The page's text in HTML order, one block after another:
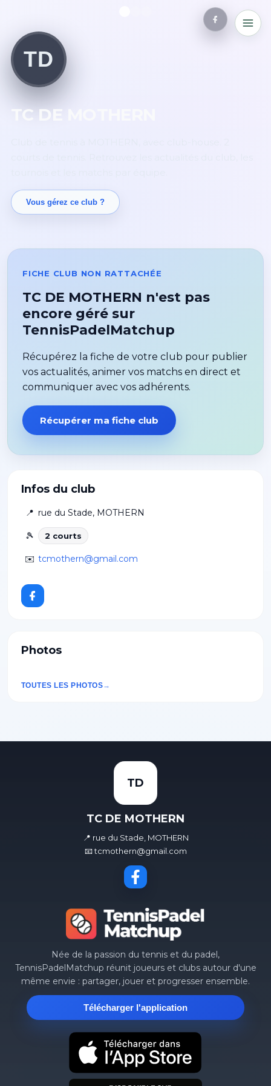
TD
TC DE MOTHERN
Vous gérez ce club ?
Infos du club
📍 rue du Stade, MOTHERN
🎾 2 courts
✉️ tcmothern@gmail.com
Photos
TOUTES LES PHOTOS
FICHE CLUB NON RATTACHÉE
TC DE MOTHERN n'est pas
encore géré sur
TennisPadelMatchup
Récupérez la fiche de votre club pour publier
vos actualités, animer vos matchs en direct et
communiquer avec vos adhérents.
Récupérer ma fiche club
TD
TC DE MOTHERN
📍 rue du Stade, MOTHERN
📧 tcmothern@gmail.com
Née de la passion du tennis et du padel,
TennisPadelMatchup réunit joueurs et clubs autour d'une
même envie : partager, jouer et progresser ensemble.
Télécharger l'application